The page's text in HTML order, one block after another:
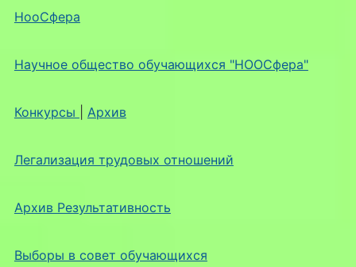
НооСфера
Научное общество обучающихся "НООСфера"
Конкурсы Архив
Легализация трудовых отношений
Архив Результативность
Выборы в совет обучающихся